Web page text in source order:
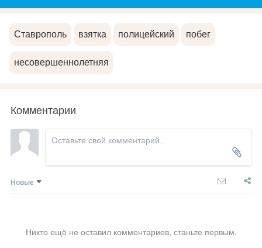
Ставрополь взятка полицейский побег
несовершеннолетняя
Комментарии
Новые
Никто ещё не оставил комментариев, станьте первым.